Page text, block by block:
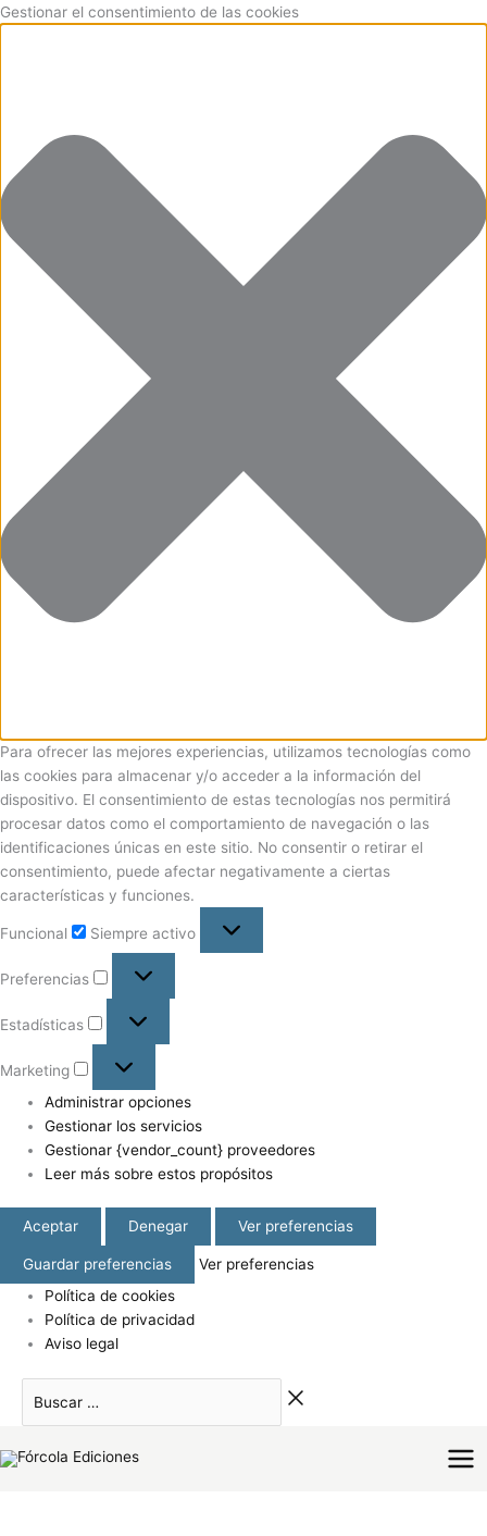
Gestionar el consentimiento de las cookies
Para ofrecer las mejores experiencias, utilizamos tecnologías como
las cookies para almacenar y/o acceder a la información del
dispositivo. El consentimiento de estas tecnologías nos permitirá
procesar datos como el comportamiento de navegación o las
identificaciones únicas en este sitio. No consentir o retirar el
consentimiento, puede afectar negativamente a ciertas
características y funciones.
Funcional
Funcional
Siempre activo
Preferencias
Preferencias
Estadísticas
Estadísticas
Marketing
Marketing
Administrar opciones
Gestionar los servicios
Gestionar {vendor_count} proveedores
Leer más sobre estos propósitos
Aceptar Denegar Ver preferencias
Guardar preferencias
Ver preferencias
Política de cookies
Política de privacidad
Aviso legal
Ir